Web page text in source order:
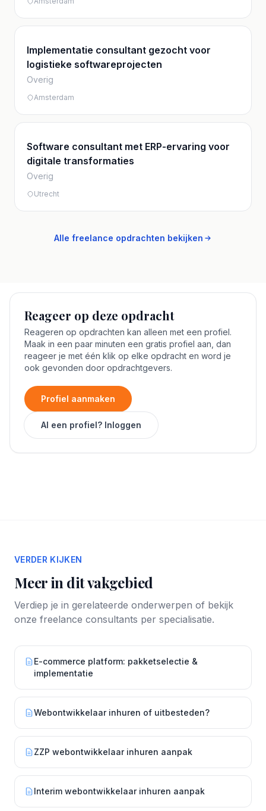
Implementatie consultant gezocht voor
logistieke softwareprojecten
Overig
Amsterdam
Software consultant met ERP-ervaring voor
digitale transformaties
Overig
Utrecht
Alle freelance opdrachten bekijken
Reageer op deze opdracht
Reageren op opdrachten kan alleen met een profiel.
Maak in een paar minuten een gratis profiel aan, dan
reageer je met één klik op elke opdracht en word je
ook gevonden door opdrachtgevers.
Profiel aanmaken
Al een profiel? Inloggen
VERDER KIJKEN
Meer in dit vakgebied
Verdiep je in gerelateerde onderwerpen of bekijk
onze freelance consultants per specialisatie.
E-commerce platform: pakketselectie &
implementatie
Webontwikkelaar inhuren of uitbesteden?
ZZP webontwikkelaar inhuren aanpak
Interim webontwikkelaar inhuren aanpak